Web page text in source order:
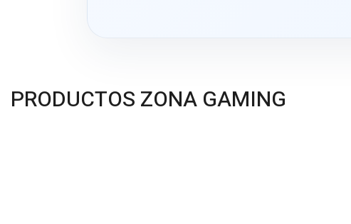
PRODUCTOS ZONA GAMING